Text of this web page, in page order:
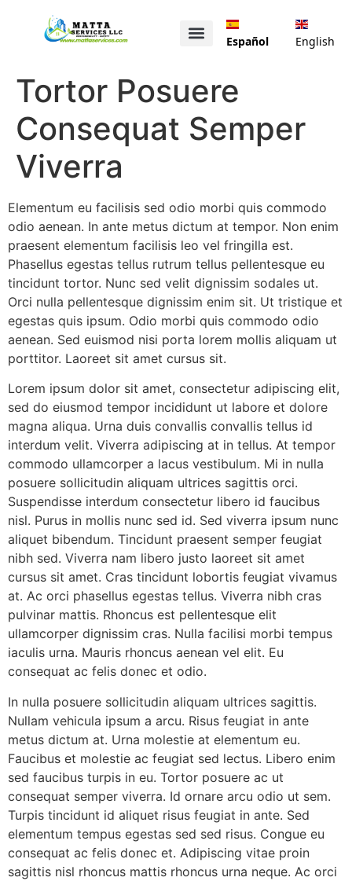
Español English
Tortor Posuere
Consequat Semper
Viverra
Elementum eu facilisis sed odio morbi quis commodo
odio aenean. In ante metus dictum at tempor. Non enim
praesent elementum facilisis leo vel fringilla est.
Phasellus egestas tellus rutrum tellus pellentesque eu
tincidunt tortor. Nunc sed velit dignissim sodales ut.
Orci nulla pellentesque dignissim enim sit. Ut tristique et
egestas quis ipsum. Odio morbi quis commodo odio
aenean. Sed euismod nisi porta lorem mollis aliquam ut
porttitor. Laoreet sit amet cursus sit.
Lorem ipsum dolor sit amet, consectetur adipiscing elit,
sed do eiusmod tempor incididunt ut labore et dolore
magna aliqua. Urna duis convallis convallis tellus id
interdum velit. Viverra adipiscing at in tellus. At tempor
commodo ullamcorper a lacus vestibulum. Mi in nulla
posuere sollicitudin aliquam ultrices sagittis orci.
Suspendisse interdum consectetur libero id faucibus
nisl. Purus in mollis nunc sed id. Sed viverra ipsum nunc
aliquet bibendum. Tincidunt praesent semper feugiat
nibh sed. Viverra nam libero justo laoreet sit amet
cursus sit amet. Cras tincidunt lobortis feugiat vivamus
at. Ac orci phasellus egestas tellus. Viverra nibh cras
pulvinar mattis. Rhoncus est pellentesque elit
ullamcorper dignissim cras. Nulla facilisi morbi tempus
iaculis urna. Mauris rhoncus aenean vel elit. Eu
consequat ac felis donec et odio.
In nulla posuere sollicitudin aliquam ultrices sagittis.
Nullam vehicula ipsum a arcu. Risus feugiat in ante
metus dictum at. Urna molestie at elementum eu.
Faucibus et molestie ac feugiat sed lectus. Libero enim
sed faucibus turpis in eu. Tortor posuere ac ut
consequat semper viverra. Id ornare arcu odio ut sem.
Turpis tincidunt id aliquet risus feugiat in ante. Sed
elementum tempus egestas sed sed risus. Congue eu
consequat ac felis donec et. Adipiscing vitae proin
sagittis nisl rhoncus mattis rhoncus urna neque. Ac orci